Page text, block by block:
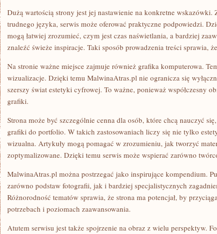
Dużą wartością strony jest jej nastawienie na konkretne wskazówki.
trudnego języka, serwis może oferować praktyczne podpowiedzi.
mogą łatwiej zrozumieć, czym jest czas naświetlania, a bardziej
znaleźć świeże inspiracje. Taki sposób prowadzenia treści sprawia,
Na stronie ważne miejsce zajmuje również grafika komputerowa.
wizualizacje. Dzięki temu MalwinaAtras.pl nie ogranicza się
szerszy świat estetyki cyfrowej. To ważne, ponieważ współczesny
grafiki.
Strona może być szczególnie cenna dla osób, które chcą nauczyć
grafiki do portfolio. W takich zastosowaniach liczy się nie tylko
wizualna. Artykuły mogą pomagać w zrozumieniu, jak tworzyć
zoptymalizowane. Dzięki temu serwis może wspierać zarówno
MalwinaAtras.pl można postrzegać jako inspirujące kompendium.
zarówno podstaw fotografii, jak i bardziej specjalistycznych
Różnorodność tematów sprawia, że strona ma potencjał, by
potrzebach i poziomach zaawansowania.
Atutem serwisu jest także spojrzenie na obraz z wielu perspektyw.